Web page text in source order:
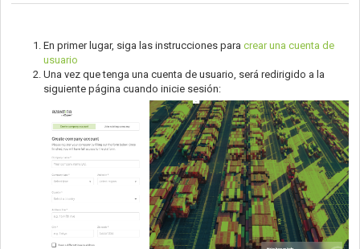
En primer lugar, siga las instrucciones para crear una cuenta de
usuario
Una vez que tenga una cuenta de usuario, será redirigido a la
siguiente página cuando inicie sesión: